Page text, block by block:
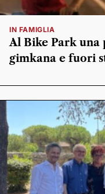
IN FAMIGLIA
Al Bike Park
gimkana e fuori